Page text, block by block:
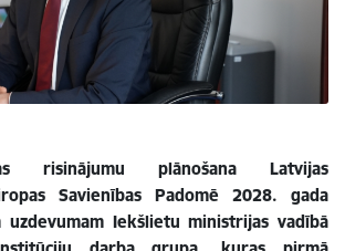
risinājumu plānošana Latvijas
Savienības Padomē 2028. gada
Iekšlietu ministrijas vadībā